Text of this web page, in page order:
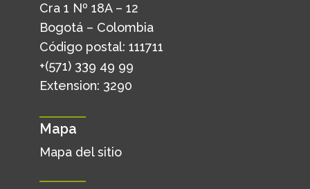
Cra 1 Nº 18A – 12
Bogotá – Colombia
Código postal: 111711
+(571) 339 49 99
Extension: 3290
Mapa
Mapa del sitio